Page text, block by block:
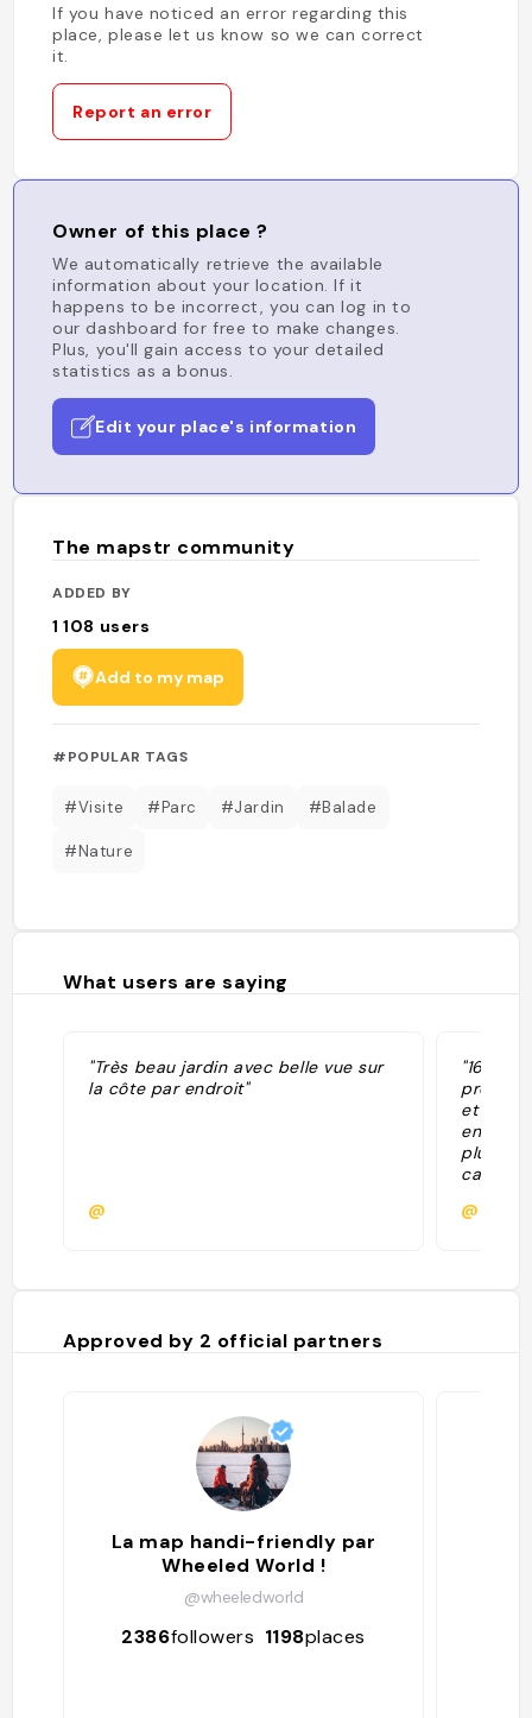
If you have noticed an error regarding this
place, please let us know so we can correct
it.
Report an error
Owner of this place ?
We automatically retrieve the available
information about your location. If it
happens to be incorrect, you can log in to
our dashboard for free to make changes.
Plus, you'll gain access to your detailed
statistics as a bonus.
Edit your place's information
The mapstr community
ADDED BY
1 108 users
Add to my map
#POPULAR TAGS
#Visite #Parc #Jardin #Balade
#Nature
What users are saying
"Très beau jardin avec belle vue sur
la côte par endroit"
@
"16€/
et
plus
Approved by 2 official partners
La map handi-friendly par
Wheeled World !
@wheeledworld
2386followers 1198places